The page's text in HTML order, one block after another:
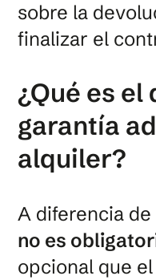
sobre la
finalizar el
¿Qué es el
garantía
alquiler?
A diferencia
no es
opcional que